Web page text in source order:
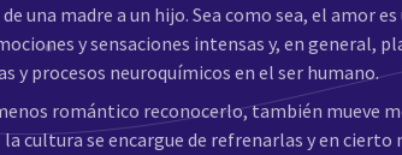
una madre a un hijo. Sea como sea, el amor
y sensaciones intensas y, en general,
y procesos neuroquímicos en el ser humano.
romántico reconocerlo, también mueve
la cultura se encargue de refrenarlas y en